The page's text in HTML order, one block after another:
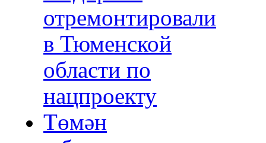
отремонтировали
в Тюменской
области по
нацпроекту
Төмән